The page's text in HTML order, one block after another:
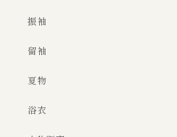
振袖
留袖
夏物
浴衣